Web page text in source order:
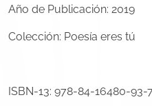
Año de Publicación: 2019
Colección: Poesía eres tú
ISBN-13: 978-84-16480-93-